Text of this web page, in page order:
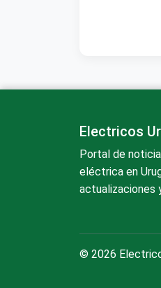
Electricos
Portal de
eléctrica en
actualizaciones
© 2026